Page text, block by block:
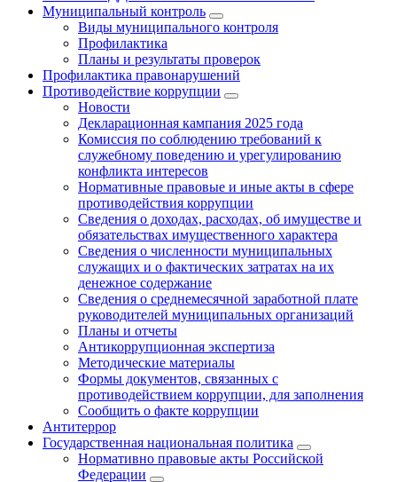
Муниципальный контроль
Виды муниципального контроля
Профилактика
Планы и результаты проверок
Профилактика правонарушений
Противодействие коррупции
Новости
Декларационная кампания 2025 года
Комиссия по соблюдению требований к
служебному поведению и урегулированию
конфликта интересов
Нормативные правовые и иные акты в сфере
противодействия коррупции
Сведения о доходах, расходах, об имуществе и
обязательствах имущественного характера
Сведения о численности муниципальных
служащих и о фактических затратах на их
денежное содержание
Сведения о среднемесячной заработной плате
руководителей муниципальных организаций
Планы и отчеты
Антикоррупционная экспертиза
Методические материалы
Формы документов, связанных с
противодействием коррупции, для заполнения
Сообщить о факте коррупции
Антитеррор
Государственная национальная политика
Нормативно правовые акты Российской
Федерации